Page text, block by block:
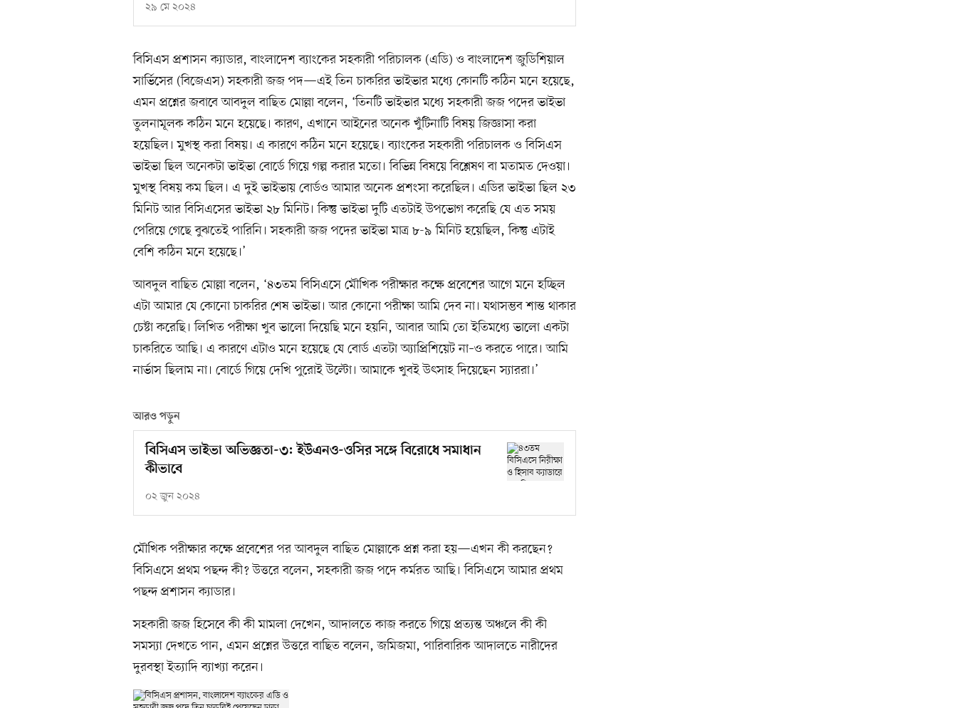
২৯ মে ২০২৪
বিসিএস প্রশাসন ক্যাডার, বাংলাদেশ ব্যাংকের সহকারী পরিচালক (এডি) ও বাংলাদেশ জুডিশিয়াল
সার্ভিসের (বিজেএস) সহকারী জজ পদ—এই তিন চাকরির ভাইভার মধ্যে কোনটি কঠিন মনে হয়েছে,
এমন প্রশ্নের জবাবে আবদুল বাছিত মোল্লা বলেন, ‘তিনটি ভাইভার মধ্যে সহকারী জজ পদের ভাইভা
তুলনামূলক কঠিন মনে হয়েছে। কারণ, এখানে আইনের অনেক খুঁটিনাটি বিষয় জিজ্ঞাসা করা
হয়েছিল। মুখস্থ করা বিষয়। এ কারণে কঠিন মনে হয়েছে। ব্যাংকের সহকারী পরিচালক ও বিসিএস
ভাইভা ছিল অনেকটা ভাইভা বোর্ডে গিয়ে গল্প করার মতো। বিভিন্ন বিষয়ে বিশ্লেষণ বা মতামত দেওয়া।
মুখস্থ বিষয় কম ছিল। এ দুই ভাইভায় বোর্ডও আমার অনেক প্রশংসা করেছিল। এডির ভাইভা ছিল ২৩
মিনিট আর বিসিএসের ভাইভা ২৮ মিনিট। কিন্তু ভাইভা দুটি এতটাই উপভোগ করেছি যে এত সময়
পেরিয়ে গেছে বুঝতেই পারিনি। সহকারী জজ পদের ভাইভা মাত্র ৮-৯ মিনিট হয়েছিল, কিন্তু এটাই
বেশি কঠিন মনে হয়েছে।’
আবদুল বাছিত মোল্লা বলেন, ‘৪৩তম বিসিএসে মৌখিক পরীক্ষার কক্ষে প্রবেশের আগে মনে হচ্ছিল
এটা আমার যে কোনো চাকরির শেষ ভাইভা। আর কোনো পরীক্ষা আমি দেব না। যথাসম্ভব শান্ত থাকার
চেষ্টা করেছি। লিখিত পরীক্ষা খুব ভালো দিয়েছি মনে হয়নি, আবার আমি তো ইতিমধ্যে ভালো একটা
চাকরিতে আছি। এ কারণে এটাও মনে হয়েছে যে বোর্ড এতটা অ্যাপ্রিশিয়েট না–ও করতে পারে। আমি
নার্ভাস ছিলাম না। বোর্ডে গিয়ে দেখি পুরোই উল্টো। আমাকে খুবই উৎসাহ দিয়েছেন স্যাররা।’
আরও পড়ুন
বিসিএস ভাইভা অভিজ্ঞতা-৩: ইউএনও-ওসির সঙ্গে বিরোধে সমাধান
কীভাবে
০২ জুন ২০২৪
মৌখিক পরীক্ষার কক্ষে প্রবেশের পর আবদুল বাছিত মোল্লাকে প্রশ্ন করা হয়—এখন কী করছেন?
বিসিএসে প্রথম পছন্দ কী? উত্তরে বলেন, সহকারী জজ পদে কর্মরত আছি। বিসিএসে আমার প্রথম
পছন্দ প্রশাসন ক্যাডার।
সহকারী জজ হিসেবে কী কী মামলা দেখেন, আদালতে কাজ করতে গিয়ে প্রত্যন্ত অঞ্চলে কী কী
সমস্যা দেখতে পান, এমন প্রশ্নের উত্তরে বাছিত বলেন, জমিজমা, পারিবারিক আদালতে নারীদের
দুরবস্থা ইত্যাদি ব্যাখ্যা করেন।